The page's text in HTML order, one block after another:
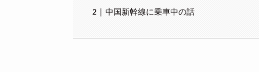
中国新幹線に乗車中の話